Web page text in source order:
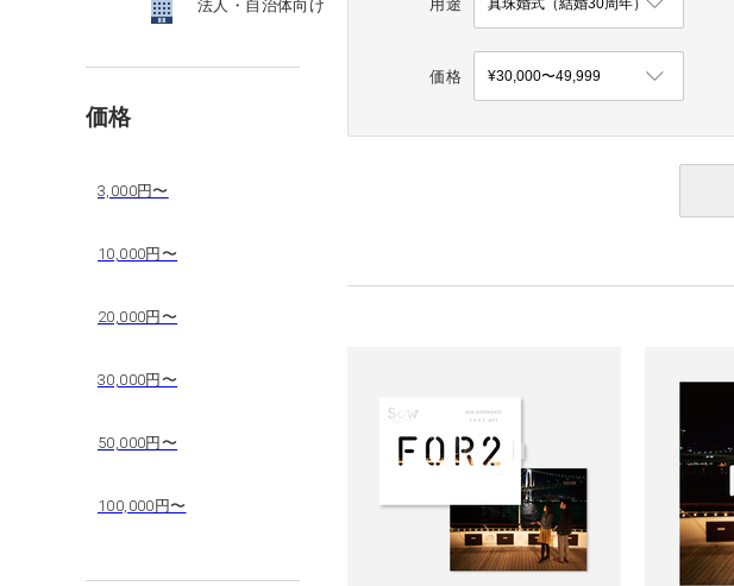
法人・自治体向け
価格
3,000円〜
10,000円〜
20,000円〜
30,000円〜
50,000円〜
100,000円〜
用途
価格